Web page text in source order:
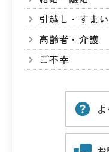
引越し・すまい
高齢者・介護
ご不幸